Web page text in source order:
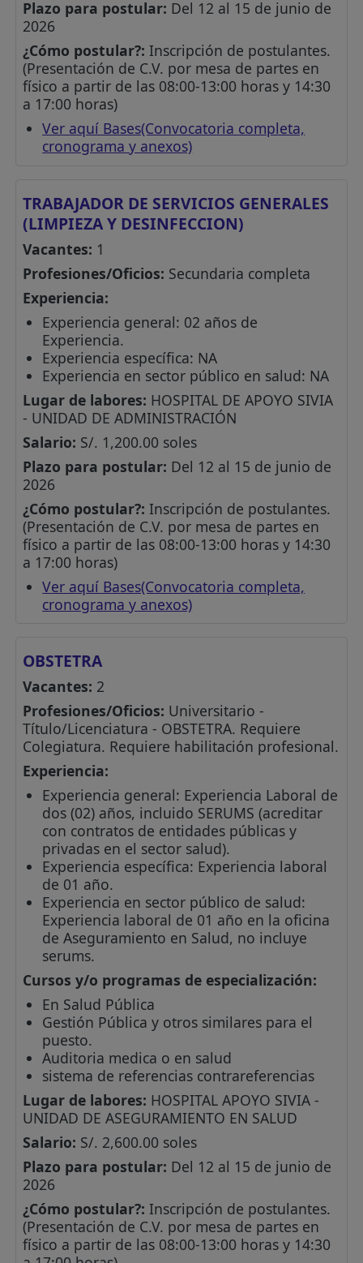
Plazo para postular: Del 12 al 15 de junio de
2026
¿Cómo postular?: Inscripción de postulantes.
(Presentación de C.V. por mesa de partes en
físico a partir de las 08:00-13:00 horas y 14:30
a 17:00 horas)
Ver aquí Bases(Convocatoria completa,
cronograma y anexos)
TRABAJADOR DE SERVICIOS GENERALES
(LIMPIEZA Y DESINFECCION)
Vacantes: 1
Profesiones/Oficios: Secundaria completa
Experiencia:
Experiencia general: 02 años de
Experiencia.
Experiencia específica: NA
Experiencia en sector público en salud: NA
Lugar de labores: HOSPITAL DE APOYO SIVIA
- UNIDAD DE ADMINISTRACIÓN
Salario: S/. 1,200.00 soles
Plazo para postular: Del 12 al 15 de junio de
2026
¿Cómo postular?: Inscripción de postulantes.
(Presentación de C.V. por mesa de partes en
físico a partir de las 08:00-13:00 horas y 14:30
a 17:00 horas)
Ver aquí Bases(Convocatoria completa,
cronograma y anexos)
OBSTETRA
Vacantes: 2
Profesiones/Oficios: Universitario -
Título/Licenciatura - OBSTETRA. Requiere
Colegiatura. Requiere habilitación profesional.
Experiencia:
Experiencia general: Experiencia Laboral de
dos (02) años, incluido SERUMS (acreditar
con contratos de entidades públicas y
privadas en el sector salud).
Experiencia específica: Experiencia laboral
de 01 año.
Experiencia en sector público de salud:
Experiencia laboral de 01 año en la oficina
de Aseguramiento en Salud, no incluye
serums.
Cursos y/o programas de especialización:
En Salud Pública
Gestión Pública y otros similares para el
puesto.
Auditoria medica o en salud
sistema de referencias contrareferencias
Lugar de labores: HOSPITAL APOYO SIVIA -
UNIDAD DE ASEGURAMIENTO EN SALUD
Salario: S/. 2,600.00 soles
Plazo para postular: Del 12 al 15 de junio de
2026
¿Cómo postular?: Inscripción de postulantes.
(Presentación de C.V. por mesa de partes en
físico a partir de las 08:00-13:00 horas y 14:30